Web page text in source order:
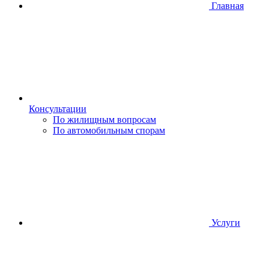
Главная
Консультации
По жилищным вопросам
По автомобильным спорам
Услуги